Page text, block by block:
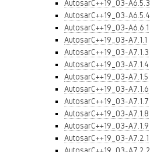
AutosarC++19_03-A6.5.3
AutosarC++19_03-A6.5.4
AutosarC++19_03-A6.6.1
AutosarC++19_03-A7.1.1
AutosarC++19_03-A7.1.3
AutosarC++19_03-A7.1.4
AutosarC++19_03-A7.1.5
AutosarC++19_03-A7.1.6
AutosarC++19_03-A7.1.7
AutosarC++19_03-A7.1.8
AutosarC++19_03-A7.1.9
AutosarC++19_03-A7.2.1